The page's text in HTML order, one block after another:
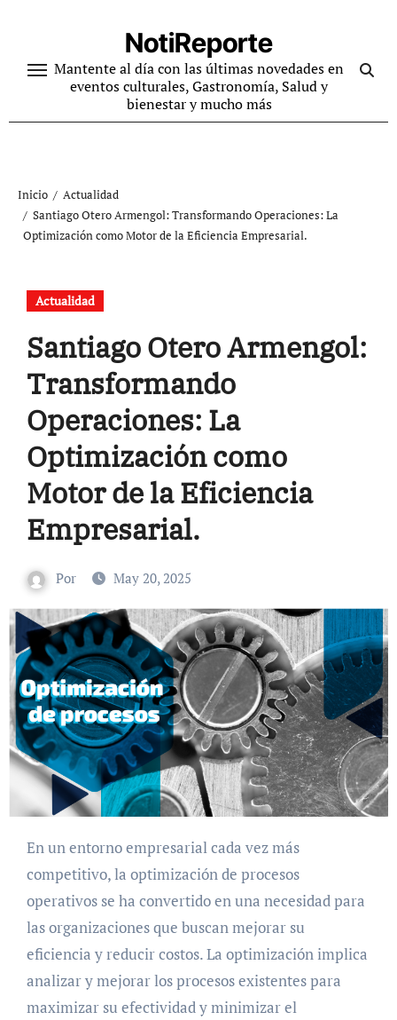
contenido
NotiReporte
Mantente al día con las últimas novedades en
eventos culturales, Gastronomía, Salud y
bienestar y mucho más
Inicio
Actualidad
Santiago Otero Armengol: Transformando Operaciones: La
Optimización como Motor de la Eficiencia Empresarial.
Actualidad
Santiago Otero Armengol:
Transformando
Operaciones: La
Optimización como
Motor de la Eficiencia
Empresarial.
Por May 20, 2025
En un entorno empresarial cada vez más
competitivo, la optimización de procesos
operativos se ha convertido en una necesidad para
las organizaciones que buscan mejorar su
eficiencia y reducir costos. La optimización implica
analizar y mejorar los procesos existentes para
maximizar su efectividad y minimizar el